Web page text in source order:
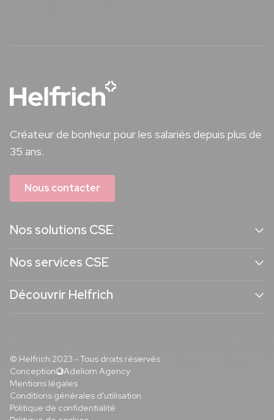
Créateur de bonheur pour les salariés depuis plus de
35 ans.
Nous contacter
Nos solutions CSE
Nos services CSE
Découvrir Helfrich
© Helfrich 2023 - Tous droits réservés
Conception
Adeliom Agency
Mentions légales
Conditions générales d'utilisation
Politique de confidentialité